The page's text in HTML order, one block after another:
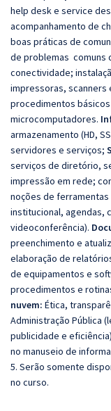
help desk e service
acompanhamento de
boas práticas de
de problemas comuns
conectividade;
impressoras, scanners
procedimentos
microcomputadores.
armazenamento (HD,
servidores e serviços;
serviços de diretório,
impressão em rede;
noções de
institucional, agendas,
videoconferência).
preenchimento e
elaboração de
de equipamentos e
procedimentos e
nuvem: Ética,
Administração Pública
publicidade e
no manuseio de
5. Serão somente
no curso.